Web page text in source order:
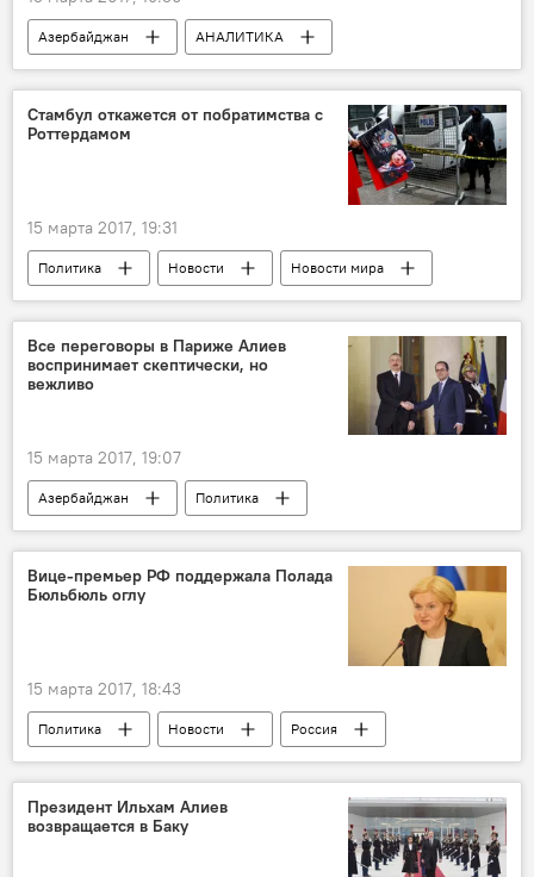
Азербайджан
АНАЛИТИКА
Новости
Экономика
Национальная валюта
сбережения
вклад
Девальвация
Стамбул откажется от побратимства с
Роттердамом
15 марта 2017, 19:31
Политика Новости
Новости мира
Турция
Нидерланды
выборы
фашизм
усилия
города-побратимы
Все переговоры в Париже Алиев
воспринимает скептически, но
вежливо
15 марта 2017, 19:07
Азербайджан
Политика
АНАЛИТИКА
Новости
Франция
Виталий Арьков
Президент Франции Франсуа Олланд
Вице-премьер РФ поддержала Полада
Бюльбюль оглу
15 марта 2017, 18:43
Политика Новости
Россия
Россия
Ольга Голодец
Полад Бюльлюль оглы
Кандидатура
Президент Ильхам Алиев
возвращается в Баку